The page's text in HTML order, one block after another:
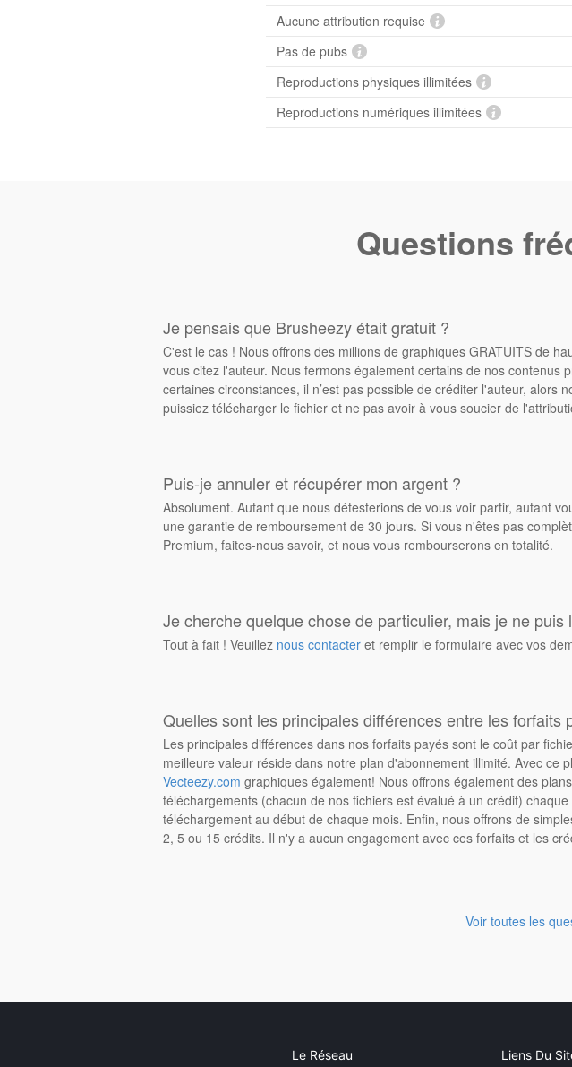
Aucune attribution requise
Pas de pubs
Reproductions physiques illimitées
Reproductions numériques illimitées
Questions
Je pensais que Brusheezy était gratuit ?
C'est le cas ! Nous offrons des millions de graphiques GRATUITS de
vous citez l'auteur. Nous fermons également certains de nos contenus
certaines circonstances, il n’est pas possible de créditer l'auteur,
puissiez télécharger le fichier et ne pas avoir à vous soucier de
Puis-je annuler et récupérer mon argent ?
Absolument. Autant que nous détesterions de vous voir partir, autant
une garantie de remboursement de 30 jours. Si vous n'êtes pas
Premium, faites-nous savoir, et nous vous rembourserons en totalité.
Je cherche quelque chose de particulier, mais je ne
Tout à fait ! Veuillez nous contacter et remplir le formulaire avec vos
Quelles sont les principales différences entre les forfaits
Les principales différences dans nos forfaits payés sont le coût par
meilleure valeur réside dans notre plan d'abonnement illimité. Avec ce
Vecteezy.com graphiques également! Nous offrons également des
téléchargements (chacun de nos fichiers est évalué à un crédit)
téléchargement au début de chaque mois. Enfin, nous offrons de
2, 5 ou 15 crédits. Il n'y a aucun engagement avec ces forfaits et les
Voir toutes les
Le Réseau Liens Du